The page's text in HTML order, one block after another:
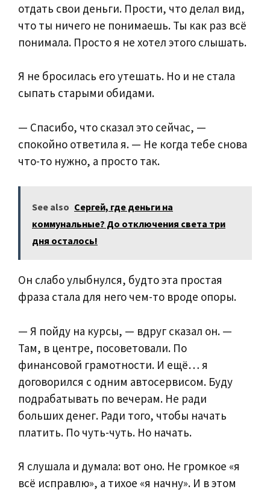
отдать свои деньги. Прости, что делал вид,
что ты ничего не понимаешь. Ты как раз всё
понимала. Просто я не хотел этого слышать.
Я не бросилась его утешать. Но и не стала
сыпать старыми обидами.
— Спасибо, что сказал это сейчас, —
спокойно ответила я. — Не когда тебе снова
что-то нужно, а просто так.
See also Сергей, где деньги на
коммунальные? До отключения света три
дня осталось!
Он слабо улыбнулся, будто эта простая
фраза стала для него чем-то вроде опоры.
— Я пойду на курсы, — вдруг сказал он. —
Там, в центре, посоветовали. По
финансовой грамотности. И ещё… я
договорился с одним автосервисом. Буду
подрабатывать по вечерам. Не ради
больших денег. Ради того, чтобы начать
платить. По чуть-чуть. Но начать.
Я слушала и думала: вот оно. Не громкое «я
всё исправлю», а тихое «я начну». И в этом